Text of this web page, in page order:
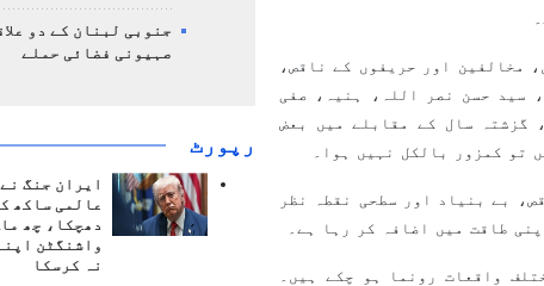
مخالفین اور حریفوں کے ناقص،
سید حسن نصر اللہ، ہنیہ، صفی
گزشتہ سال کے مقابلے میں بعض
تو کمزور بالکل نہیں ہوا۔
بے بنیاد اور سطحی نقطہ نظر
طاقت میں اضافہ کر رہا ہے۔
واقعات رونما ہو چکے ہیں۔
جنوبی لبنان کے دو
صہیونی فضائی حملے
رپورٹ
ایران جنگ
عالمی ساکھ
دھچکا، چھ
واشنگٹن
نہ کرسکا